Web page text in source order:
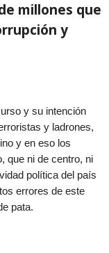
millones que
y
y su intención
y ladrones,
y en eso los
que ni de centro, ni
política del país
errores de este
pata.